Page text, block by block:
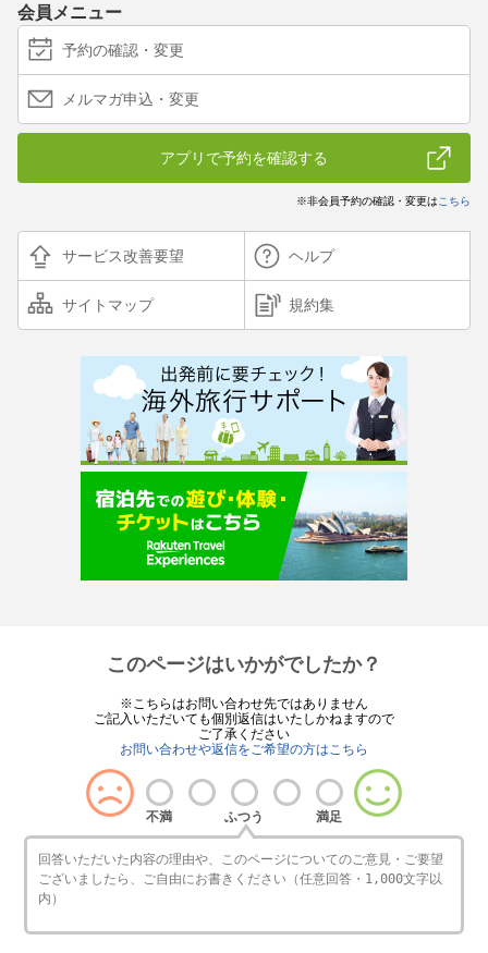
会員メニュー
予約の確認・変更
メルマガ申込・変更
アプリで予約を確認する
※非会員予約の確認・変更は こちら
サービス改善要望 ヘルプ
サイトマップ 規約集
このページはいかがでしたか？
※こちらはお問い合わせ先ではありません
ご記入いただいても個別返信はいたしかねますので
ご了承ください
お問い合わせや返信をご希望の方はこちら
不満 ふつう 満足